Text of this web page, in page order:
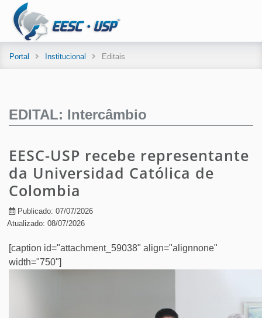
Portal Institucional Editais
EDITAL: Intercâmbio
EESC-USP recebe representante
da Universidad Católica de
Colombia
Publicado: 07/07/2026
Atualizado: 08/07/2026
[caption id="attachment_59038" align="alignnone"
width="750"]